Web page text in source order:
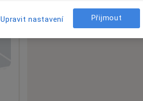
Upravit nastavení Přijmout